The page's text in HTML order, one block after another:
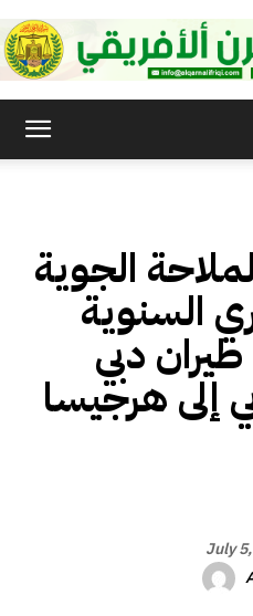
الجوية
السنوية
دبي
إلى هرجيسا
July